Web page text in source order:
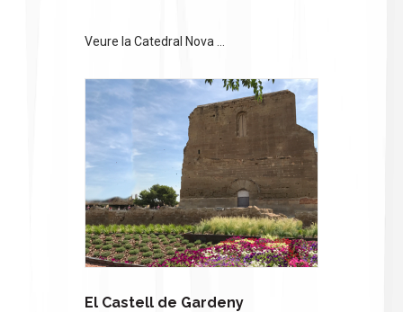
Veure la Catedral Nova ...
El Castell de Gardeny